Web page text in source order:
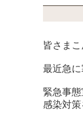
皆さま
最近急
緊急事
感染対